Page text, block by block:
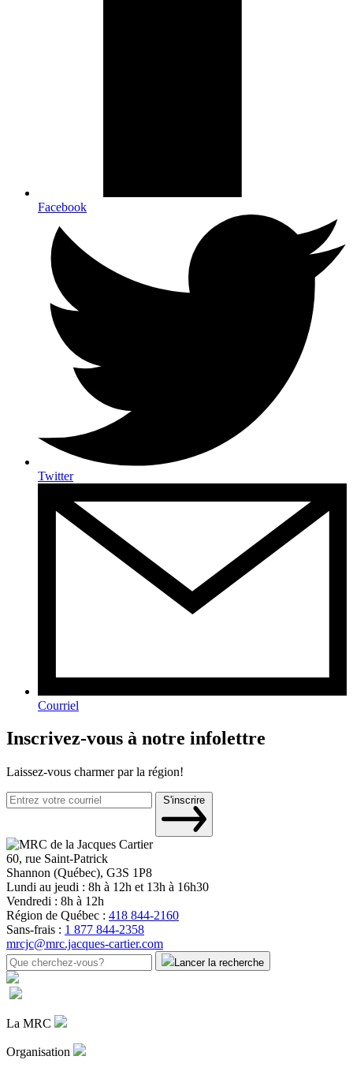
Facebook
Twitter
Courriel
Inscrivez-vous à notre infolettre
Laissez-vous charmer par la région!
S'inscrire
60, rue Saint-Patrick
Shannon (Québec), G3S 1P8
Lundi au jeudi : 8h à 12h et 13h à 16h30
Vendredi : 8h à 12h
Région de Québec : 418 844-2160
Sans-frais : 1 877 844-2358
mrcjc@mrc.jacques-cartier.com
Lancer la recherche
La MRC
Organisation